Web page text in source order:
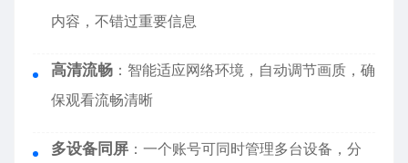
内容，不错过重要信息
高清流畅 ：智能适应网络环境，自动调节画质，确
保观看流畅清晰
多设备同屏 ：一个账号可同时管理多台设备，分